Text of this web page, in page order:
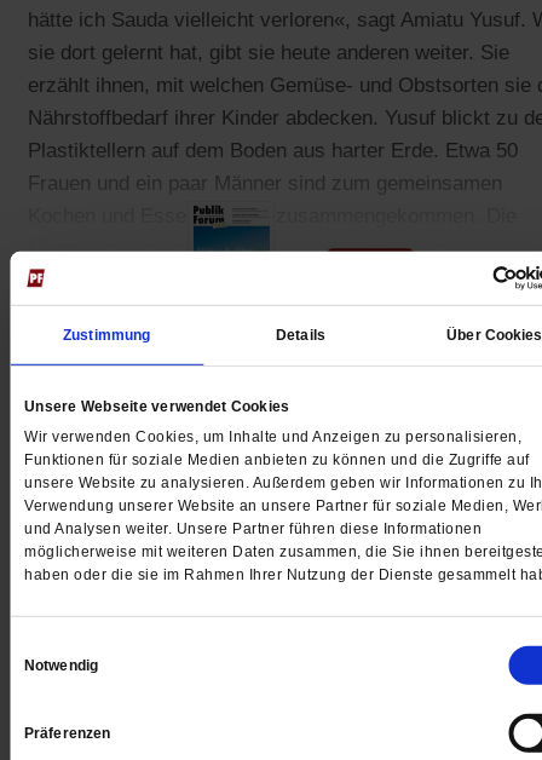
Zustimmung Details Über Cookies
Unsere Webseite verwendet Cookies
Wir verwenden Cookies, um Inhalte und Anzeigen zu personalisieren,
Funktionen für soziale Medien anbieten zu können und die Zugriffe auf
unsere Website zu analysieren. Außerdem geben wir Informationen zu
Verwendung unserer Website an unsere Partner für soziale Medien,
und Analysen weiter. Unsere Partner führen diese Informationen
möglicherweise mit weiteren Daten zusammen, die Sie ihnen
haben oder die sie im Rahmen Ihrer Nutzung der Dienste gesammelt
Notwendig
Präferenzen
hätte ich Sauda vielleicht verloren«, sagt Amiatu Yusuf.
sie dort gelernt hat, gibt sie heute anderen weiter. Sie
erzählt ihnen, mit welchen Gemüse- und Obstsorten sie
Nährstoffbedarf ihrer Kinder abdecken. Yusuf blickt zu
Plastiktellern auf dem Boden aus harter Erde. Etwa 50
Frauen und ein paar Männer sind zum gemeinsamen
Kochen und Essen im Dorf zusammengekommen. Die
Menschen vertrauen ihr. Sie ist eine von ihnen.
Gedruckt + Digital
Jetzt für 5 € testen